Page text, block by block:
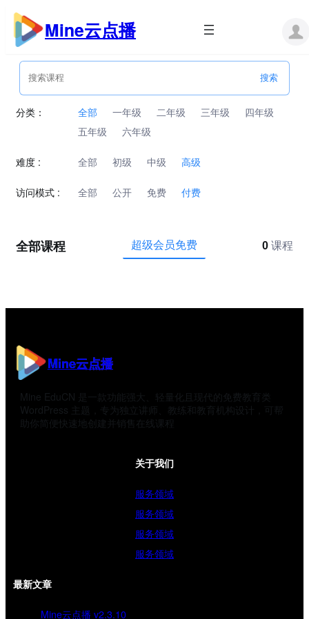
跳
内
Mine云点播
分类： 全部 一年级 二年级 三年级
四年级
五年级
六年级
难度 : 全部 初级 中级 高级
访问模式 : 全部 公开 免费 付费
全部课程 超级会员免费 0 课程
Mine云点播
Mine EduCN 是一款功能强大、轻量化且现代的免费教育类
WordPress 主题，专为独立讲师、教练和教育机构设计，可帮
助你简便快速地创建并销售在线课程
关于我们
服务领域
服务领域
服务领域
服务领域
最新文章
Mine云点播 v2.3.10